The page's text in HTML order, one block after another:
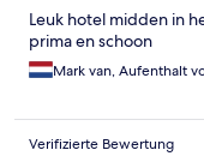
Leuk hotel midden in
prima en schoon
Mark van, Aufenthalt
Verifizierte Bewertung